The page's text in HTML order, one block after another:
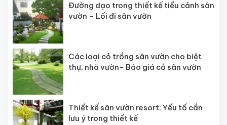
Đường dạo trong thiết kế tiểu cảnh sân
vườn – Lối đi sân vườn
Các loại cỏ trồng sân vườn cho biệt
thự, nhà vườn- Báo giá cỏ sân vườn
Thiết kế sân vườn resort: Yếu tố cần
lưu ý trong thiết kế